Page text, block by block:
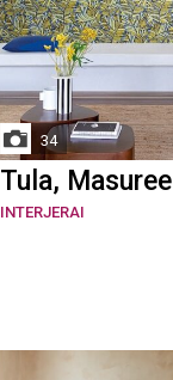
34
Tula, Masureel
INTERJERAI